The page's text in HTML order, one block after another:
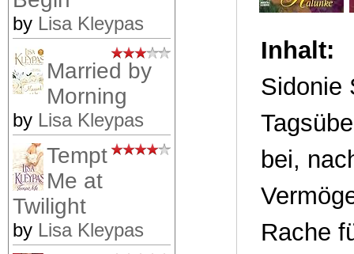
by Lisa Kleypas
Married by
Morning
by Lisa Kleypas
Tempt
Me at
Twilight
by Lisa Kleypas
Inhalt:
Sidonie
bei,
Rache